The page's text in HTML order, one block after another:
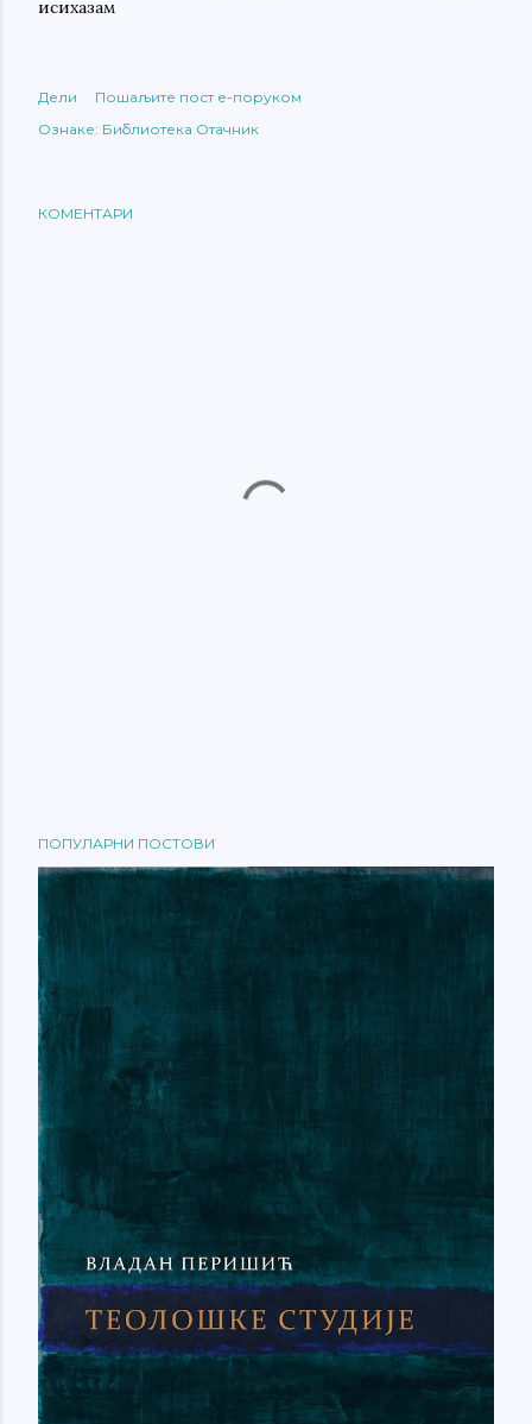
исихазам
Дели
Пошаљите пост е-поруком
Ознаке: Библиотека Отачник
КОМЕНТАРИ
ПОПУЛАРНИ ПОСТОВИ